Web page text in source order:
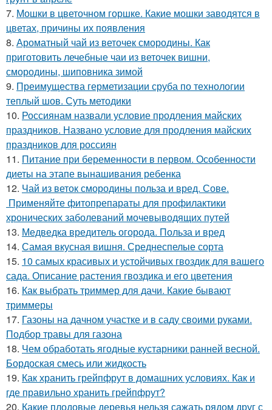
7. Мошки в цветочном горшке. Какие мошки заводятся в
цветах, причины их появления
8. Ароматный чай из веточек смородины. Как
приготовить лечебные чаи из веточек вишни,
смородины, шиповника зимой
9. Преимущества герметизации сруба по технологии
теплый шов. Суть методики
10. Россиянам назвали условие продления майских
праздников. Названо условие для продления майских
праздников для россиян
11. Питание при беременности в первом. Особенности
диеты на этапе вынашивания ребенка
12. Чай из веток смородины польза и вред. Сове.
Применяйте фитопрепараты для профилактики
хронических заболеваний мочевыводящих путей
13. Медведка вредитель огорода. Польза и вред
14. Самая вкусная вишня. Среднеспелые сорта
15. 10 самых красивых и устойчивых гвоздик для вашего
сада. Описание растения гвоздика и его цветения
16. Как выбрать триммер для дачи. Какие бывают
триммеры
17. Газоны на дачном участке и в саду своими руками.
Подбор травы для газона
18. Чем обработать ягодные кустарники ранней весной.
Бордоская смесь или жидкость
19. Как хранить грейпфрут в домашних условиях. Как и
где правильно хранить грейпфрут?
20. Какие плодовые деревья нельзя сажать рядом друг с